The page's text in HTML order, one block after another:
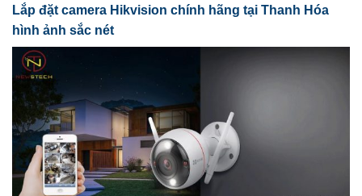
Lắp đặt camera Hikvision chính hãng tại Thanh Hóa
hình ảnh sắc nét